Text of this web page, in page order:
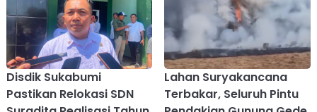
Disdik Sukabumi
Pastikan Relokasi SDN
Lahan Suryakancana
Terbakar, Seluruh Pintu